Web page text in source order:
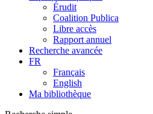
Érudit
Coalition Publica
Libre accès
Rapport annuel
Recherche avancée
FR
Français
English
Ma bibliothèque